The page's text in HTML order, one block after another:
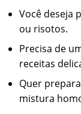
Você deseja
ou risotos.
Precisa de
receitas
Quer
mistura